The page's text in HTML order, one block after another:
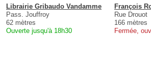
Librairie Gribaudo Vandamme
Pass. Jouffroy
62 mètres
Ouverte jusqu'à 18h30
François
Rue Drouot
166 mètres
Fermée,